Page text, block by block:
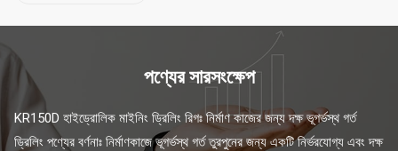
পণ্যের সারসংক্ষেপ
KR150D হাইড্রোলিক মাইনিং ড্রিলিং রিগঃ নির্মাণ কাজের জন্য দক্ষ ভূগর্ভস্থ গর্ত
ড্রিলিং পণ্যের বর্ণনাঃ নির্মাণকাজে ভূগর্ভস্থ গর্ত তুরপুনের জন্য একটি নির্ভরযোগ্য এবং দক্ষ